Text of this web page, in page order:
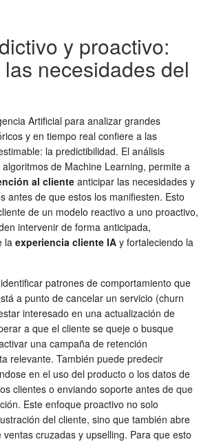
y proactivo:
necesidades del
Artificial para analizar grandes
y en tiempo real confiere a las
la predictibilidad. El análisis
de Machine Learning, permite a
al clienteanticipar las necesidades y
antes de que estos los manifiesten. Esto
de un modelo reactivo a uno proactivo,
intervenir de forma anticipada,
la experiencia cliente IA y fortaleciendo la
patrones de comportamiento que
a punto de cancelar un servicio (churn
interesado en una actualización de
a que el cliente se queje o busque
una campaña de retención
relevante. También puede predecir
en el uso del producto o los datos de
clientes o enviando soporte antes de que
Este enfoque proactivo no solo
del cliente, sino que también abre
cruzadas y upselling. Para que esto